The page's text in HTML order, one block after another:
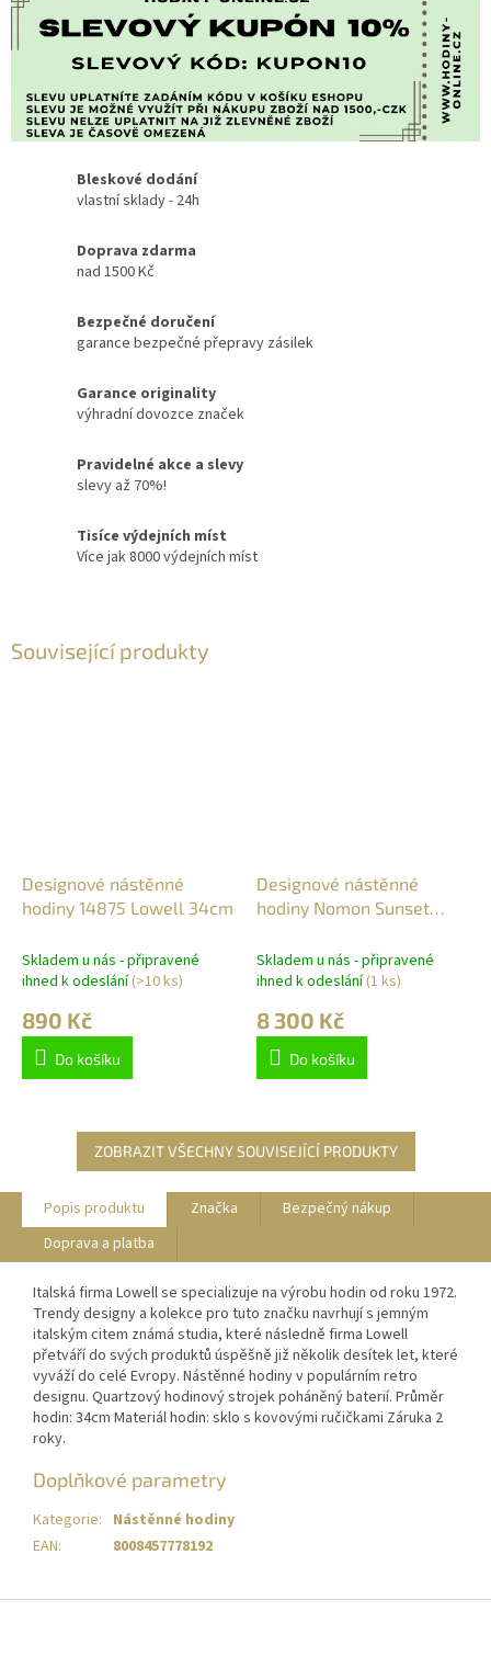
Bleskové dodání
vlastní sklady - 24h
Doprava zdarma
nad 1500 Kč
Bezpečné doručení
garance bezpečné přepravy zásilek
Garance originality
výhradní dovozce značek
Pravidelné akce a slevy
slevy až 70%!
Tisíce výdejních míst
Více jak 8000 výdejních míst
Související produkty
Designové nástěnné
hodiny 14875 Lowell 34cm
Skladem u nás - připravené
ihned k odeslání(>10 ks)
890 Kč
Do košíku
Designové nástěnné
hodiny Nomon Sunset
Skladem u nás - připravené
ihned k odeslání(1 ks)
8 300 Kč
Do košíku
ZOBRAZIT VŠECHNY SOUVISEJÍCÍ PRODUKTY
Popis produktu Značka
Bezpečný nákup
Doprava a platba
Italská firma Lowell se specializuje na výrobu hodin od roku 1972.
Trendy designy a kolekce pro tuto značku navrhují s jemným
italským citem známá studia, které následně firma Lowell
přetváří do svých produktů úspěšně již několik desítek let, které
vyváží do celé Evropy. Nástěnné hodiny v populárním retro
designu. Quartzový hodinový strojek poháněný baterií. Průměr
hodin: 34cm Materiál hodin: sklo s kovovými ručičkami Záruka 2
roky.
Doplňkové parametry
Kategorie: Nástěnné hodiny
EAN: 8008457778192